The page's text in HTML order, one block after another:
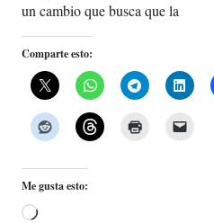
un cambio que busca que la
Comparte esto:
Me gusta esto:
Cargando...